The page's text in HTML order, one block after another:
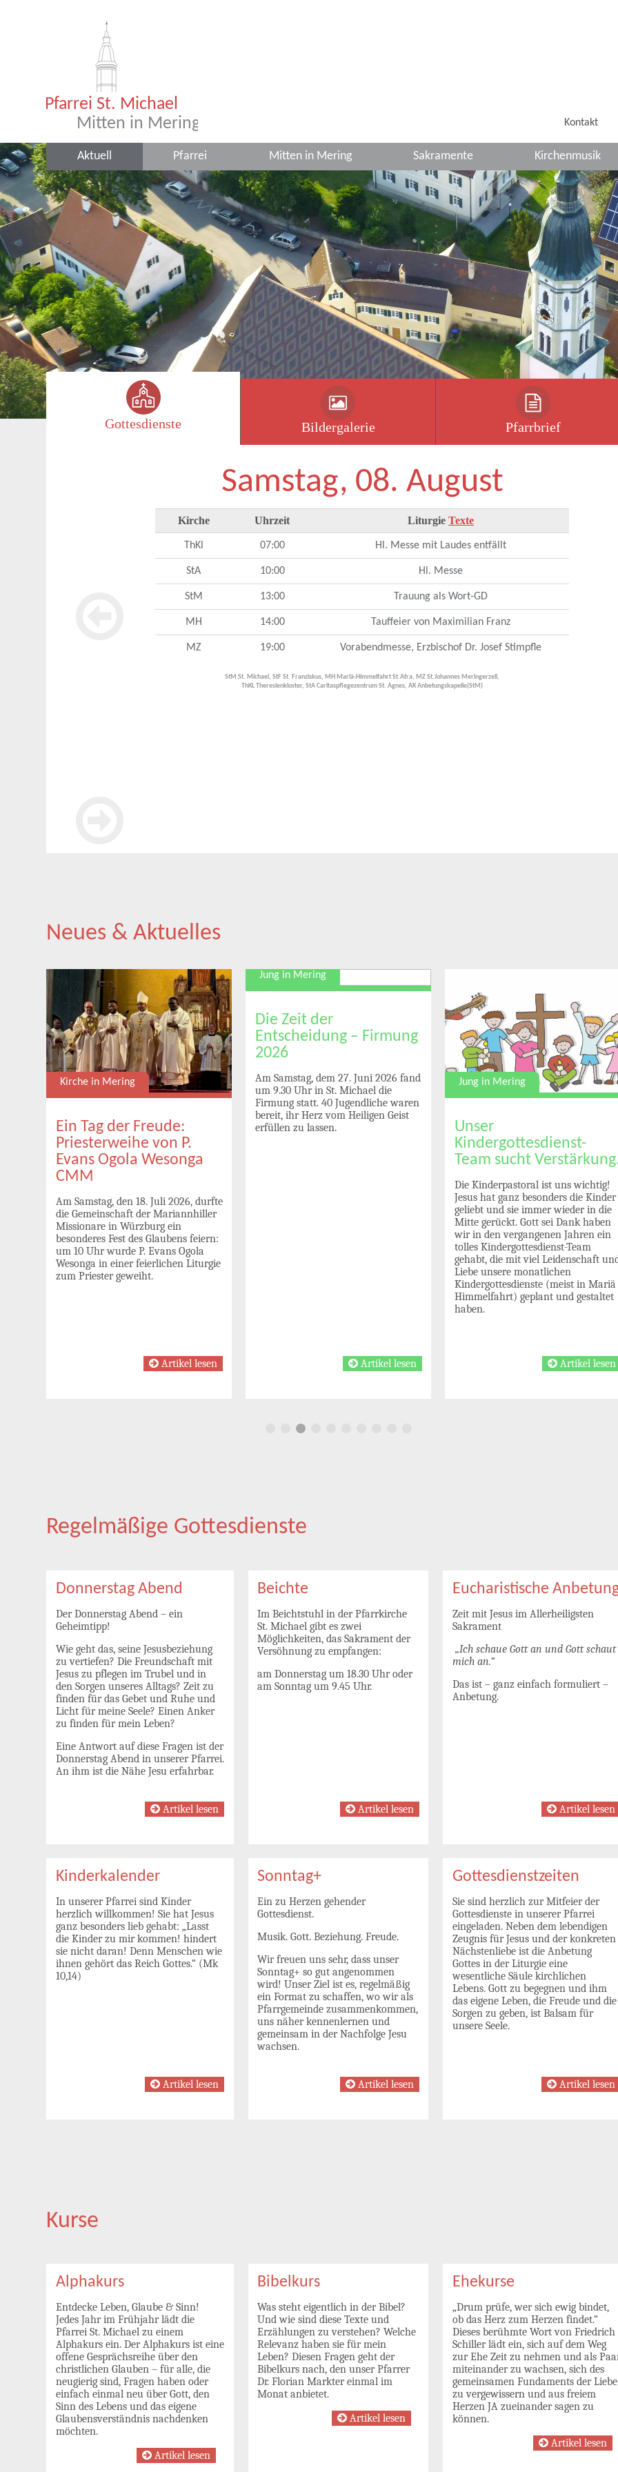
Kontakt
Aktuell Pfarrei Mitten in Mering Sakramente Kirchenmusik
Gottesdienste Bildergalerie Pfarrbrief
Samstag, 08. August
Kirche Uhrzeit LiturgieTexte
ThKl 07:00 Hl. Messe mit Laudes entfällt
StA 10:00 Hl. Messe
StM 13:00 Trauung als Wort-GD
MH 14:00 Tauffeier von Maximilian Franz
MZ 19:00 Vorabendmesse, Erzbischof Dr. Josef Stimpfle
StM St. Michael, StF St. Franziskus, MH Mariä-Himmelfahrt St.Afra, MZ St.Johannes Meringerzell,
ThKL Theresienkloster, StA Caritaspflegezentrum St. Agnes, AK Anbetungskapelle(StM)
Neues & Aktuelles
Kirche in Mering
Ein Tag der Freude:
Priesterweihe von P.
Evans Ogola Wesonga
CMM
Am Samstag, den 18. Juli 2026, durfte
die Gemeinschaft der Mariannhiller
Missionare in Würzburg ein
besonderes Fest des Glaubens feiern:
um 10 Uhr wurde P. Evans Ogola
Wesonga in einer feierlichen Liturgie
zum Priester geweiht.
Artikel lesen
Jung in Mering
Die Zeit der
Entscheidung – Firmung
2026
Am Samstag, dem 27. Juni 2026 fand
um 9.30 Uhr in St. Michael die
Firmung statt. 40 Jugendliche waren
bereit, ihr Herz vom Heiligen Geist
erfüllen zu lassen.
Artikel lesen
Jung in Mering
Unser
Kindergottesdienst-
Team sucht
Die Kinderpastoral ist uns wichtig!
Jesus hat ganz besonders die Kinder
geliebt und sie immer wieder in die
Mitte gerückt. Gott sei Dank haben
wir in den vergangenen Jahren ein
tolles Kindergottesdienst-Team
gehabt, die mit viel Leidenschaft
Liebe unsere monatlichen
Kindergottesdienste (meist in Mariä
Himmelfahrt) geplant und gestaltet
haben.
Artikel lesen
Regelmäßige Gottesdienste
Donnerstag Abend
Der Donnerstag Abend – ein
Geheimtipp!
Wie geht das, seine Jesusbeziehung
zu vertiefen? Die Freundschaft mit
Jesus zu pflegen im Trubel und in
den Sorgen unseres Alltags? Zeit zu
finden für das Gebet und Ruhe und
Licht für meine Seele? Einen Anker
zu finden für mein Leben?
Eine Antwort auf diese Fragen ist der
Donnerstag Abend in unserer Pfarrei.
An ihm ist die Nähe Jesu erfahrbar.
Artikel lesen
Beichte
Im Beichtstuhl in der Pfarrkirche
St. Michael gibt es zwei
Möglichkeiten, das Sakrament der
Versöhnung zu empfangen:
am Donnerstag um 18.30 Uhr oder
am Sonntag um 9.45 Uhr.
Artikel lesen
Eucharistische
Zeit mit Jesus im Allerheiligsten
Sakrament
„Ich schaue Gott an und Gott schaut
mich an.“
Das ist – ganz einfach formuliert –
Anbetung.
Artikel lesen
Kinderkalender
In unserer Pfarrei sind Kinder
herzlich willkommen! Sie hat Jesus
ganz besonders lieb gehabt: „Lasst
die Kinder zu mir kommen! hindert
sie nicht daran! Denn Menschen wie
ihnen gehört das Reich Gottes.“ (Mk
10,14)
Artikel lesen
Sonntag+
Ein zu Herzen gehender
Gottesdienst.
Musik. Gott. Beziehung. Freude.
Wir freuen uns sehr, dass unser
Sonntag+ so gut angenommen
wird! Unser Ziel ist es, regelmäßig
ein Format zu schaffen, wo wir als
Pfarrgemeinde zusammenkommen,
uns näher kennenlernen und
gemeinsam in der Nachfolge Jesu
wachsen.
Artikel lesen
Gottesdienstzeiten
Sie sind herzlich zur Mitfeier der
Gottesdienste in unserer Pfarrei
eingeladen. Neben dem lebendigen
Zeugnis für Jesus und der konkreten
Nächstenliebe ist die Anbetung
Gottes in der Liturgie eine
wesentliche Säule kirchlichen
Lebens. Gott zu begegnen und ihm
das eigene Leben, die Freude und die
Sorgen zu geben, ist Balsam für
unsere Seele.
Artikel lesen
Kurse
Alphakurs
Entdecke Leben, Glaube & Sinn!
Jedes Jahr im Frühjahr lädt die
Pfarrei St. Michael zu einem
Alphakurs ein. Der Alphakurs ist eine
offene Gesprächsreihe über den
christlichen Glauben – für alle, die
neugierig sind, Fragen haben oder
einfach einmal neu über Gott, den
Sinn des Lebens und das eigene
Glaubensverständnis nachdenken
möchten.
Artikel lesen
Bibelkurs
Was steht eigentlich in der Bibel?
Und wie sind diese Texte und
Erzählungen zu verstehen? Welche
Relevanz haben sie für mein
Leben? Diesen Fragen geht der
Bibelkurs nach, den unser Pfarrer
Dr. Florian Markter einmal im
Monat anbietet.
Artikel lesen
Ehekurse
„Drum prüfe, wer sich ewig bindet,
ob das Herz zum Herzen findet.“
Dieses berühmte Wort von Friedrich
Schiller lädt ein, sich auf dem Weg
zur Ehe Zeit zu nehmen und als
miteinander zu wachsen, sich des
gemeinsamen Fundaments der Liebe
zu vergewissern und aus freiem
Herzen JA zueinander sagen zu
können.
Artikel lesen